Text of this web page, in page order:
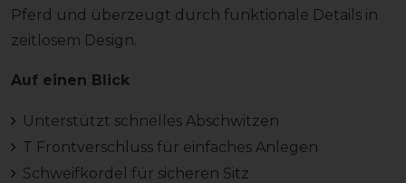
Pferd und überzeugt durch funktionale Details in
zeitlosem Design.
Auf einen Blick
Unterstützt schnelles Abschwitzen
T Frontverschluss für einfaches Anlegen
Schweifkordel für sicheren Sitz